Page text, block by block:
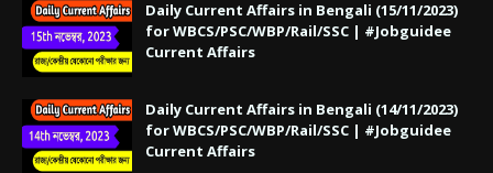
Daily Current Affairs in Bengali (15/11/2023)
for WBCS/PSC/WBP/Rail/SSC | #Jobguidee
Current Affairs
Daily Current Affairs in Bengali (14/11/2023)
for WBCS/PSC/WBP/Rail/SSC | #Jobguidee
Current Affairs